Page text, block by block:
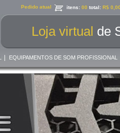
Pedido atual itens: 00 total: R$
Loja virtual de
| EQUIPAMENTOS DE SOM PROFISSIONAL